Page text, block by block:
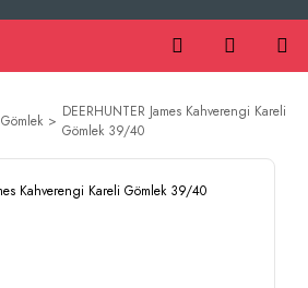
Gömlek
DEERHUNTER James Kahverengi Kareli
Gömlek 39/40